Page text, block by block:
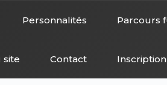
Personnalités Parcours
site Contact Inscription